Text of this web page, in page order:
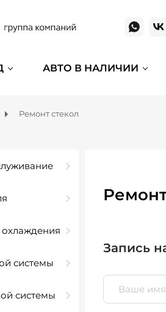
АВТО В НАЛИЧИИ
Ремонт стекол
системы
системы
Запись